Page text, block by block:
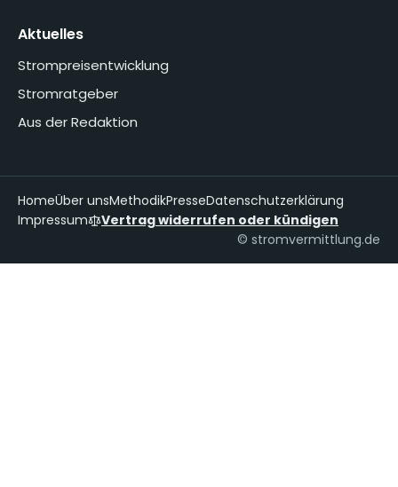
Aktuelles
Strompreisentwicklung
Stromratgeber
Aus der Redaktion
HomeÜber unsMethodikPresseDatenschutzerklärung
Impressum
Vertrag widerrufen oder kündigen
© stromvermittlung.de